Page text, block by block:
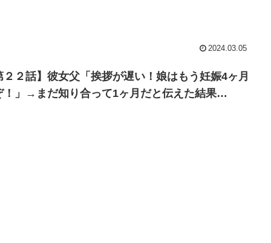
2024.03.05
２２話】彼女父「挨拶が遅い！娘はもう妊娠4ヶ月
！」→まだ知り合って1ヶ月だと伝えた結果…